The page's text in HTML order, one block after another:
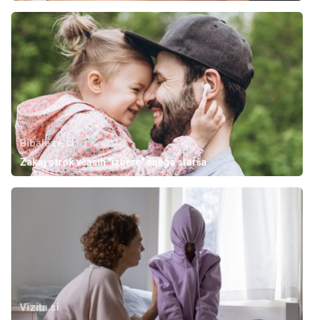
Bibaleze.si
Zakaj otrok včasih "izbere" enega starša
Vizita.si